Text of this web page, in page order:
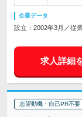
企業データ
設立：2002年3月／従
求人詳細
志望動機・自己PR不要